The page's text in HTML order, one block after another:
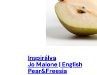
Inspirálva
Jo Malone | English
Pear&Freesia